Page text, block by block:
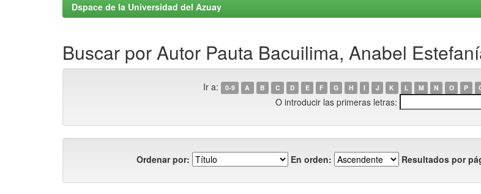
Dspace de la Universidad del Azuay
Buscar por Autor Pauta Bacuilima, Anabel
Ir a: 0-9 A B C D E F G H I J K L M N O P
O introducir las primeras letras:
Ordenar por: En orden: Resultados por